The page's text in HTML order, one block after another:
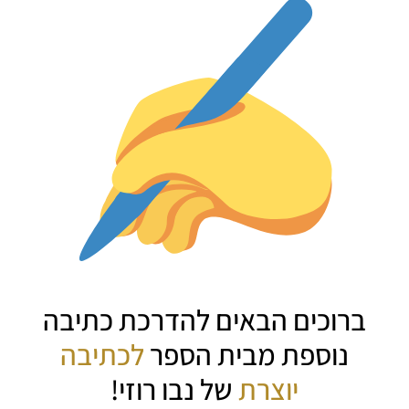
ברוכים הבאים להדרכת כתיבה
נוספת מבית הספרלכתיבה
יוצרתשל נבו רוזי!